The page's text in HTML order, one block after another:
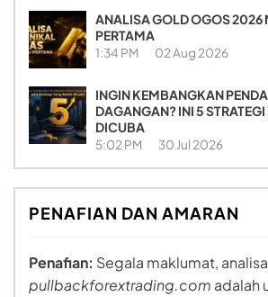
ANALISA GOLD OGOS 2026
PERTAMA
1:34 PM 02 Aug 2026
INGIN KEMBANGKAN
DAGANGAN? INI 5
DICUBA
5:02 PM 30 Jul 2026
PENAFIAN DAN AMARAN
Penafian: Segala maklumat,
pullbackforextrading.com adalah